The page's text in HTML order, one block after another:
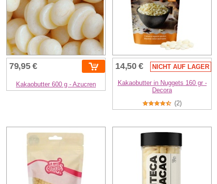
79,95 €
Kakaobutter 600 g - Azucren
14,50 € NICHT AUF LAGER
Kakaobutter in Nuggets 160 gr -
Decora
(2)